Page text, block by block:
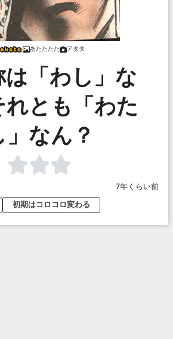
あたたたた アタタ
は「わし」な
れとも「わた
」なん？
7年くらい前
初期はコロコロ変わる